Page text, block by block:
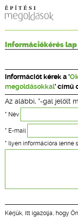
Információkérés lap
Információt kérek a '
megoldásokkal' című
Az alábbi, *-gal jelölt
* Név
* E-mail
* Ilyen információra lenne
Kérjük, itt igazolja, hogy